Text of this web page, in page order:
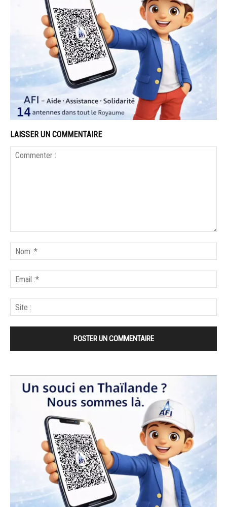
LAISSER UN COMMENTAIRE